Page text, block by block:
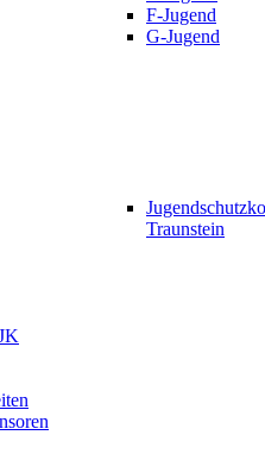
F-Jugend
G-Jugend
Traunstein